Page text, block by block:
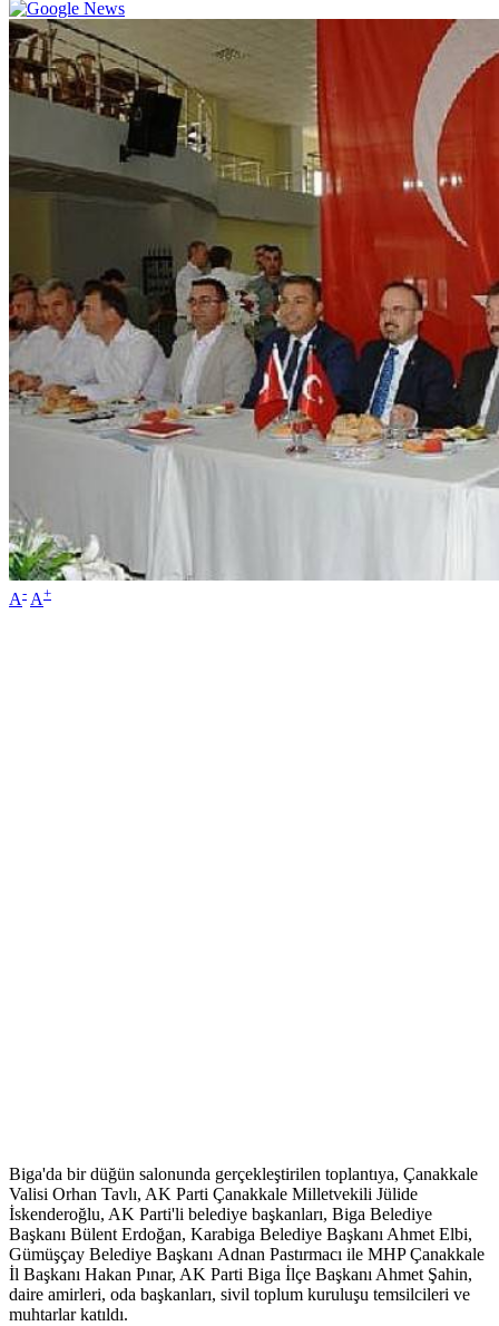
A- A+
Biga'da bir düğün salonunda gerçekleştirilen toplantıya, Çanakkale
Valisi Orhan Tavlı, AK Parti Çanakkale Milletvekili Jülide
İskenderoğlu, AK Parti'li belediye başkanları, Biga Belediye
Başkanı Bülent Erdoğan, Karabiga Belediye Başkanı Ahmet Elbi,
Gümüşçay Belediye Başkanı Adnan Pastırmacı ile MHP Çanakkale
İl Başkanı Hakan Pınar, AK Parti Biga İlçe Başkanı Ahmet Şahin,
daire amirleri, oda başkanları, sivil toplum kuruluşu temsilcileri ve
muhtarlar katıldı.